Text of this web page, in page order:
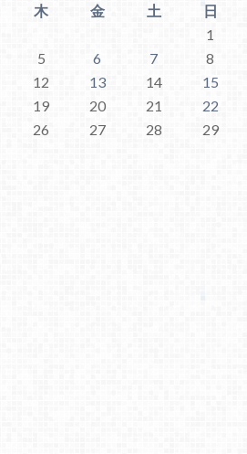
木 金 土
日
1
5 6 7
8
12 13 14
15
19 20 21
22
26 27 28
29